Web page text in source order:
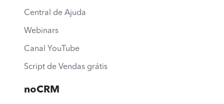
Central de Ajuda
Webinars
Canal YouTube
Script de Vendas grátis
noCRM